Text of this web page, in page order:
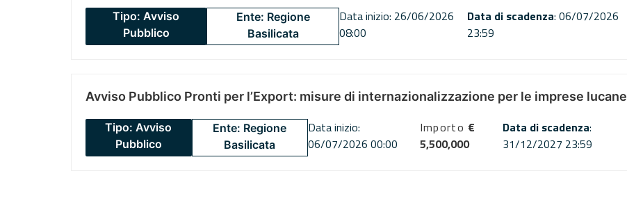
Tipo: Avviso
Pubblico
Ente: Regione
Basilicata
Data inizio: 26/06/2026
08:00
Data di scadenza: 06/07/2026
23:59
Avviso Pubblico Pronti per l’Export: misure di internazionalizzazione per le imprese lucane
Tipo: Avviso
Pubblico
Ente: Regione
Basilicata
Data inizio:
06/07/2026 00:00
Importo €
5,500,000
Data di scadenza:
31/12/2027 23:59